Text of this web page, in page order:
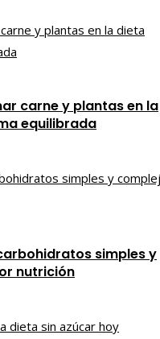
carne y plantas en la
equilibrada
simples y
nutrición